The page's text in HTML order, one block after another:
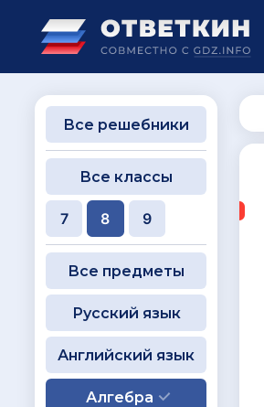
Все решебники
Все классы
7 8 9
Все предметы
Русский язык
Английский язык
Алгебра